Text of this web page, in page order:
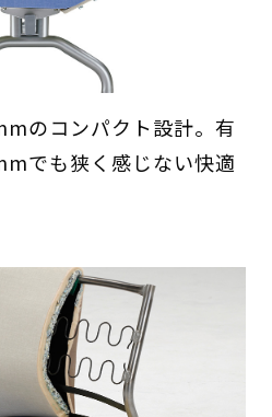
のコンパクト設計。有
でも狭く感じない快適